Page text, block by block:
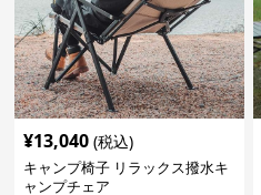
¥13,040 (税込)
キャンプ椅子 リラックス撥水キ
ャンプチェア